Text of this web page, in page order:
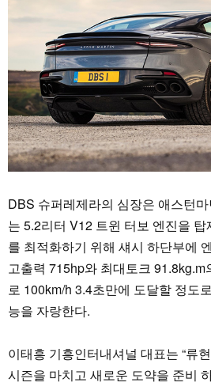
DBS 슈퍼레제라의 심장은 애스턴
는 5.2리터 V12 트윈 터보 엔진을
를 최적화하기 위해 섀시 하단부에
고출력 715hp와 최대토크
로 100km/h 3.4초만에 도달할 정도
능을 자랑한다.
이태흥 기흥인터내셔널 대표는 “류
시즌을 마치고 새로운 도약을 준비